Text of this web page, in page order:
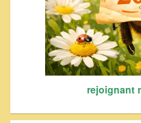
rejoignant